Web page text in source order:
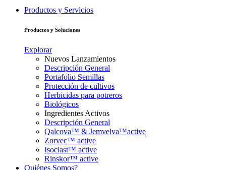
Productos y Servicios
Productos y Soluciones
Explorar
Nuevos Lanzamientos
Descripción General
Portafolio Semillas
Protección de cultivos
Herbicidas para potreros
Biológicos
Ingredientes Activos
Descripción General
Qalcova™ & Jemvelva™active
Zorvec™ active
Isoclast™ active
Rinskor™ active
Quiénes Somos?